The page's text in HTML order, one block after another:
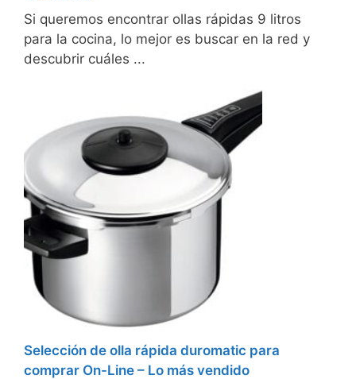
Si queremos encontrar ollas rápidas 9 litros
para la cocina, lo mejor es buscar en la red y
descubrir cuáles ...
Selección de olla rápida duromatic para
comprar On-Line – Lo más vendido